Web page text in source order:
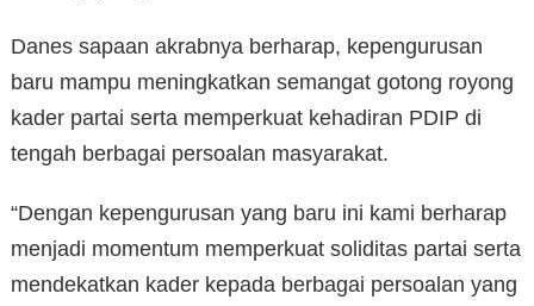
Danes sapaan akrabnya berharap, kepengurusan
baru mampu meningkatkan semangat gotong royong
kader partai serta memperkuat kehadiran PDIP di
tengah berbagai persoalan masyarakat.
“Dengan kepengurusan yang baru ini kami berharap
menjadi momentum memperkuat soliditas partai serta
mendekatkan kader kepada berbagai persoalan yang